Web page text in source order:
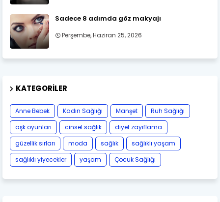
Sadece 8 adımda göz makyajı
Perşembe, Haziran 25, 2026
KATEGORILER
Anne Bebek Kadın Sağlığı Manşet
Ruh Sağlığı
aşk oyunları
cinsel sağlık
diyet zayıflama
güzellik sırları
moda sağlık
sağlıklı yaşam
sağlıklı yiyecekler
yaşam Çocuk Sağlığı